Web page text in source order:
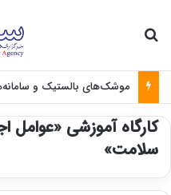
کارگاه آموزشی «عوامل
سلامت»